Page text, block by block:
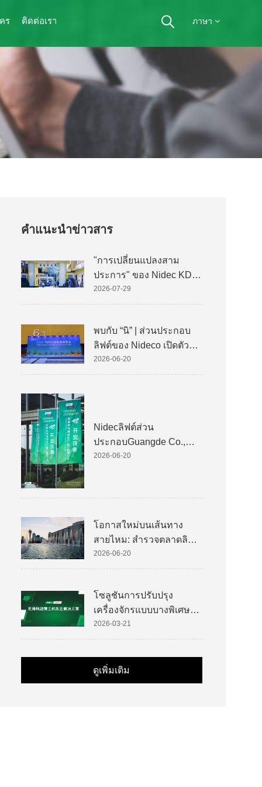
ภาษา
ร ติดต่อเรา
คำแนะนำข่าวสาร
"การเปลี่ยนแปลงสาม
ประการ" ของ Nidec KDS
(Kinetek De Sheng)
2026-07-29
พบกับ “นิ” | ส่วนประกอบ
ลิฟต์ของ Nideco เปิดตัว
ครั้งแรกในงานนิทรรศการ
ลิฟต์นานาชาติแห่งประเทศ
2026-06-20
Nidecลิฟต์ส่วน
ประกอบGuangde Co.,
Ltd. เปิดตัวอย่างยิ่งใหญ่
สำหรับส่วนประกอบหลัก
2026-06-20
โอกาสใหม่บนเส้นทาง
สายไหม: สำรวจตลาดลิฟต์
ของคาซัคสถาน
2026-06-20
โซลูชันการปรับปรุง
เครื่องจักรแบบบางพิเศษ
ของ Nidec
2026-03-21
ดูเพิ่มเติม